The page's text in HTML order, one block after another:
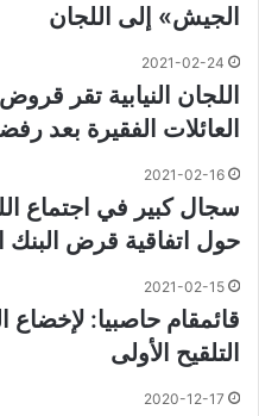
الجيش» إلى اللجان
2021-02-24
اللجان النيابية تقر
العائلات الفقيرة بعد
2021-02-16
سجال كبير في اجتماع
حول اتفاقية قرض البنك
2021-02-15
قائمقام حاصبيا: لإخضاع
التلقيح الأولى
2020-12-17